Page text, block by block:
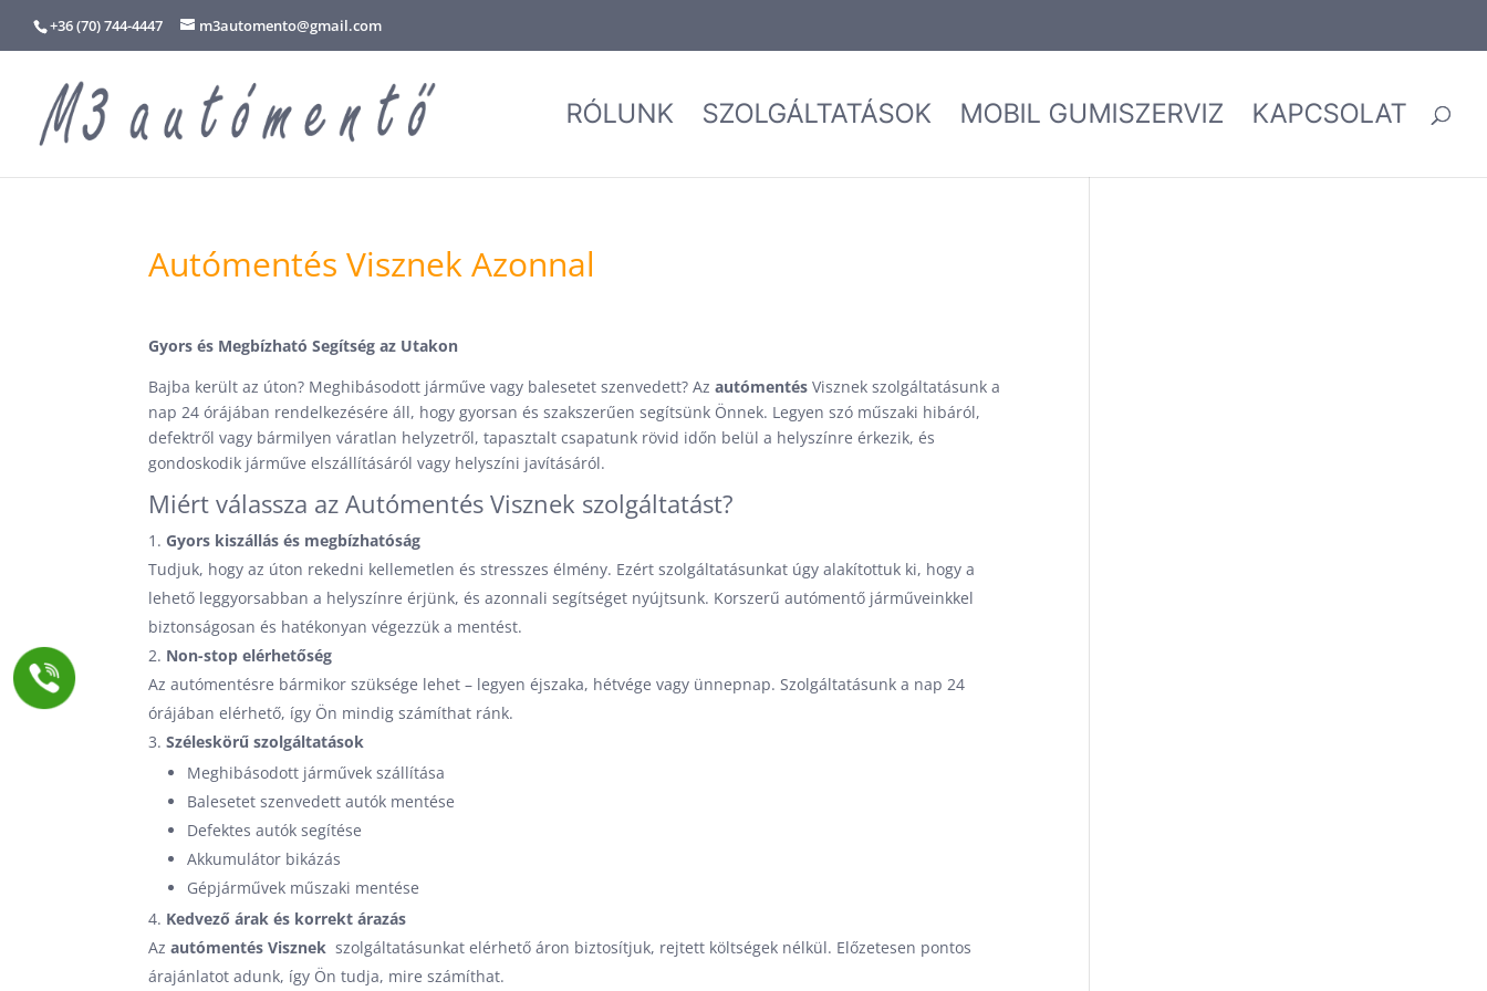
+36 (70) 744-4447 m3automento@gmail.com
RÓLUNK SZOLGÁLTATÁSOK MOBIL GUMISZERVIZ KAPCSOLAT
Autómentés Visznek Azonnal
Gyors és Megbízható Segítség az Utakon
Bajba került az úton? Meghibásodott járműve vagy balesetet szenvedett? AzautómentésVisznek szolgáltatásunk a
nap 24 órájában rendelkezésére áll, hogy gyorsan és szakszerűen segítsünk Önnek. Legyen szó műszaki hibáról,
defektről vagy bármilyen váratlan helyzetről, tapasztalt csapatunk rövid időn belül a helyszínre érkezik, és
gondoskodik járműve elszállításáról vagy helyszíni javításáról.
Miért válassza az Autómentés Visznek szolgáltatást?
Gyors kiszállás és megbízhatóság
Tudjuk, hogy az úton rekedni kellemetlen és stresszes élmény. Ezért szolgáltatásunkat úgy alakítottuk ki, hogy a
lehető leggyorsabban a helyszínre érjünk, és azonnali segítséget nyújtsunk. Korszerű autómentő járműveinkkel
biztonságosan és hatékonyan végezzük a mentést.
Non-stop elérhetőség
Az autómentésre bármikor szüksége lehet – legyen éjszaka, hétvége vagy ünnepnap. Szolgáltatásunk a nap 24
órájában elérhető, így Ön mindig számíthat ránk.
Széleskörű szolgáltatások
Meghibásodott járművek szállítása
Balesetet szenvedett autók mentése
Defektes autók segítése
Akkumulátor bikázás
Gépjárművek műszaki mentése
Kedvező árak és korrekt árazás
Azautómentés Visznek szolgáltatásunkat elérhető áron biztosítjuk, rejtett költségek nélkül. Előzetesen pontos
árajánlatot adunk, így Ön tudja, mire számíthat.